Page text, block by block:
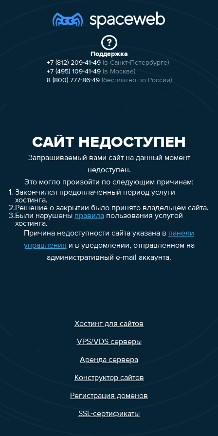
Поддержка
+7 (812) 209-41-49 (в Санкт-Петербурге)
+7 (495) 109-41-49 (в Москве)
8 (800) 777-86-49 (бесплатно по России)
САЙТ НЕДОСТУПЕН
Запрашиваемый вами сайт на данный момент
недоступен.
Это могло произойти по следующим причинам:
1. Закончился предоплаченный период услуги
хостинга.
2.Решение о закрытии было принято владельцем сайта.
3.Были нарушены правилапользования услугой
хостинга.
Причина недоступности сайта указана в панели
управления и в уведомлении, отправленном на
административный e-mail аккаунта.
Хостинг для сайтов
VPS/VDS серверы
Аренда сервера
Конструктор сайтов
Регистрация доменов
SSL-сертификаты